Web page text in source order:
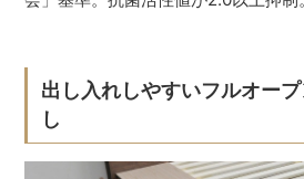
出し入れしやすいフルオー
し